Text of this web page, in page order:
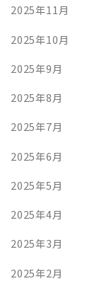
2025年11月
2025年10月
2025年9月
2025年8月
2025年7月
2025年6月
2025年5月
2025年4月
2025年3月
2025年2月